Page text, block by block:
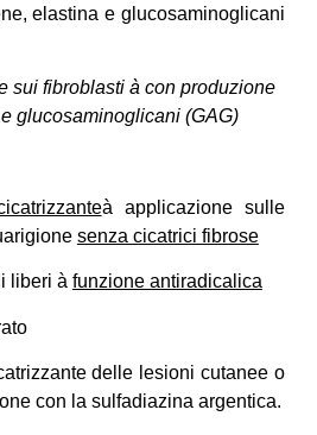
sui fibroblasti à con produzione
glucosaminoglicani (GAG)
à applicazione sulle
senza cicatrici fibrose
liberi à funzione antiradicalica
delle lesioni cutanee o
con la sulfadiazina argentica.